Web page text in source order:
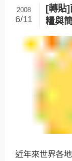
[轉貼
糧與
2008
6/11
近年來世界各